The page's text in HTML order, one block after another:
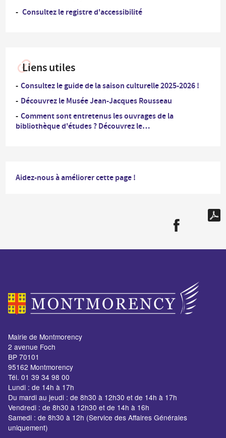
Consultez le registre d'accessibilité
Liens utiles
Consultez le guide de la saison culturelle 2025-2026 !
Découvrez le Musée Jean-Jacques Rousseau
Comment sont entretenus les ouvrages de la
bibliothèque d'études ? Découvrez le…
Aidez-nous à améliorer cette page !
Mairie de Montmorency
2 avenue Foch
BP 70101
95162 Montmorency
Tél. 01 39 34 98 00
Lundi : de 14h à 17h
Du mardi au jeudi : de 8h30 à 12h30 et de 14h à 17h
Vendredi : de 8h30 à 12h30 et de 14h à 16h
Samedi : de 8h30 à 12h (Service des Affaires Générales
uniquement)